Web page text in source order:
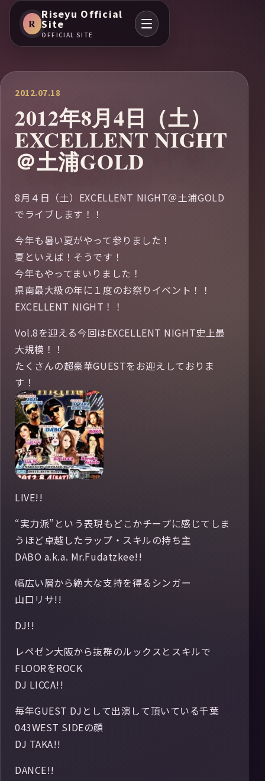
R
Riseyu Official
Site
OFFICIAL SITE
2012.07.18
2012年8月4日（土）
EXCELLENT NIGHT
＠土浦GOLD
8月４日（土）EXCELLENT NIGHT＠土浦GOLD
でライブします！！
今年も暑い夏がやって参りました！
夏といえば！そうです！
今年もやってまいりました！
県南最大級の年に１度のお祭りイベント！！
EXCELLENT NIGHT！！
Vol.8を迎える今回はEXCELLENT NIGHT史上最
大規模！！
たくさんの超豪華GUESTをお迎えしておりま
す！
LIVE!!
“実力派”という表現もどこかチープに感じてしま
うほど卓越したラップ・スキルの持ち主
DABO a.k.a. Mr.Fudatzkee!!
幅広い層から絶大な支持を得るシンガー
山口リサ!!
DJ!!
レペゼン大阪から抜群のルックスとスキルで
FLOORをROCK
DJ LICCA!!
毎年GUEST DJとして出演して頂いている千葉
043WEST SIDEの顔
DJ TAKA!!
DANCE!!